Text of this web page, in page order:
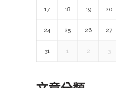
17 18 19 20
24 25 26 27
31 1 2 3